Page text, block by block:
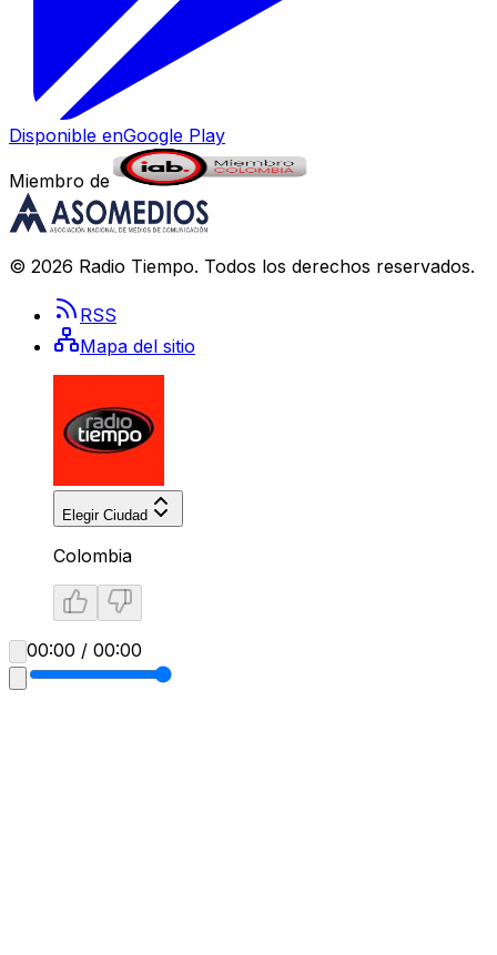
Disponible enGoogle Play
Miembro de
© 2026 Radio Tiempo. Todos los derechos reservados.
RSS
Mapa del sitio
Elegir Ciudad
Colombia
00:00 / 00:00